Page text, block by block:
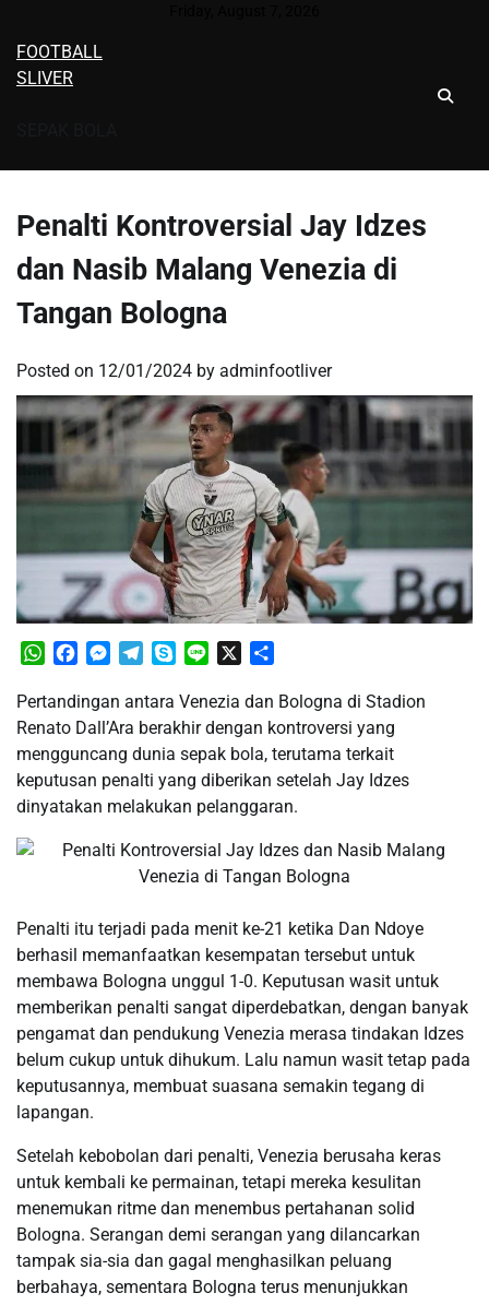
content
FOOTBALL
SLIVER
Penalti Kontroversial Jay Idzes
dan Nasib Malang Venezia di
Tangan Bologna
Posted on 12/01/2024 by adminfootliver
WhatsApp
FacebookMessenger
TelegramSkypeLine
Pertandingan antara Venezia dan Bologna di Stadion
Renato Dall’Ara berakhir dengan kontroversi yang
mengguncang dunia sepak bola, terutama terkait
keputusan penalti yang diberikan setelah Jay Idzes
dinyatakan melakukan pelanggaran.
Penalti itu terjadi pada menit ke-21 ketika Dan Ndoye
berhasil memanfaatkan kesempatan tersebut untuk
membawa Bologna unggul 1-0. Keputusan wasit untuk
memberikan penalti sangat diperdebatkan, dengan banyak
pengamat dan pendukung Venezia merasa tindakan Idzes
belum cukup untuk dihukum. Lalu namun wasit tetap pada
keputusannya, membuat suasana semakin tegang di
lapangan.
Setelah kebobolan dari penalti, Venezia berusaha keras
untuk kembali ke permainan, tetapi mereka kesulitan
menemukan ritme dan menembus pertahanan solid
Bologna. Serangan demi serangan yang dilancarkan
tampak sia-sia dan gagal menghasilkan peluang
berbahaya, sementara Bologna terus menunjukkan